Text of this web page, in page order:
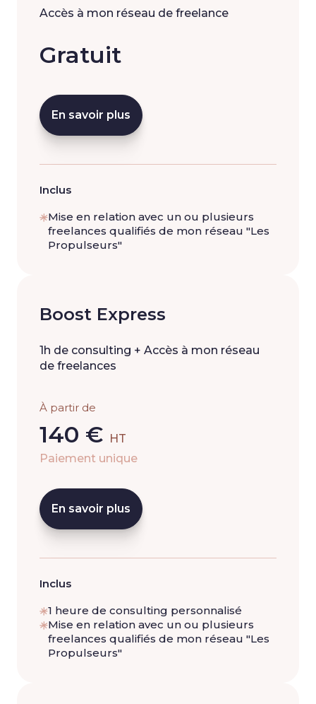
Accès à mon réseau de freelance
Gratuit
En savoir plus
Inclus
Mise en relation avec un ou plusieurs
freelances qualifiés de mon réseau "Les
Propulseurs"
Boost Express
1h de consulting + Accès à mon réseau
de freelances
À partir de
140 € HT
Paiement unique
En savoir plus
Inclus
1 heure de consulting personnalisé
Mise en relation avec un ou plusieurs
freelances qualifiés de mon réseau "Les
Propulseurs"